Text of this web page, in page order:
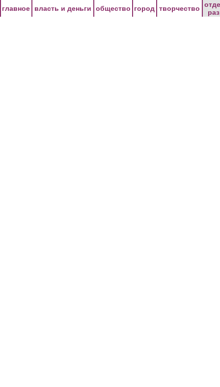
главное власть и деньги общество город творчество